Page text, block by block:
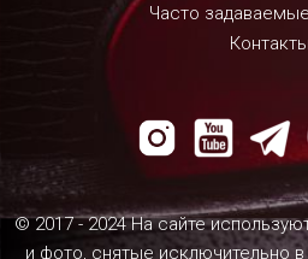
Часто
Контакты
© 2017 - 2024 На сайте
и фото, снятые исключительно